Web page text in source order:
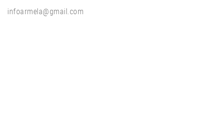
infoarmela@gmail.com